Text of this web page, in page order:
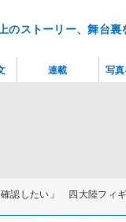
のストーリー、舞台
認したい」 四大陸フィ
連載 写